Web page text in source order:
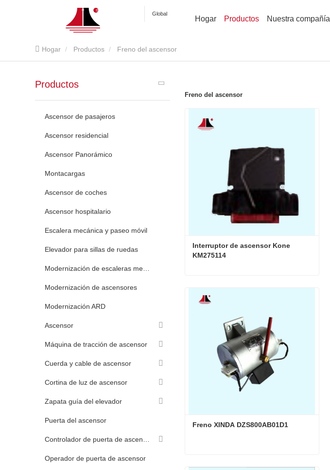
Global
Hogar Productos Nuestra compañía
Hogar Productos Freno del ascensor
Productos
Ascensor de pasajeros
Ascensor residencial
Ascensor Panorámico
Montacargas
Ascensor de coches
Ascensor hospitalario
Escalera mecánica y paseo móvil
Elevador para sillas de ruedas
Modernización de ascensores
Modernización ARD
Ascensor
Máquina de tracción de ascensor
Cuerda y cable de ascensor
Cortina de luz de ascensor
Zapata guía del elevador
Puerta del ascensor
Operador de puerta de ascensor
Freno del ascensor
Interruptor de ascensor Kone
KM275114
Interruptor de ascensor Kone KM275114
Contacta ahora
Freno XINDA DZS800AB01D1
Freno XINDA DZS800AB01D1